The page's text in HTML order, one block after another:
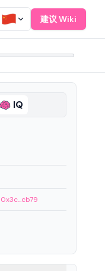
建议 Wiki
IQ
0x3c...cb79